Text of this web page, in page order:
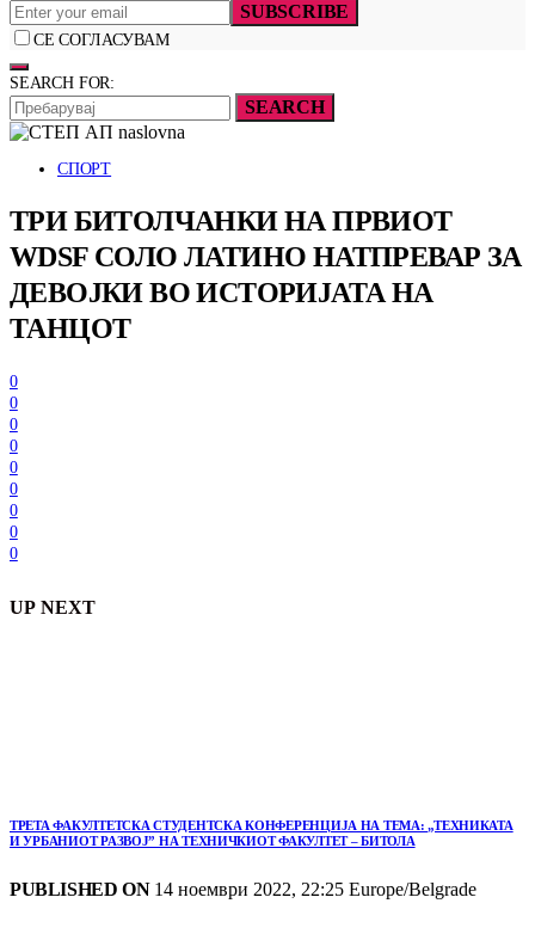
SUBSCRIBE
СЕ СОГЛАСУВАМ
SEARCH FOR:
SEARCH
СПОРТ
ТРИ БИТОЛЧАНКИ НА ПРВИОТ
WDSF СОЛО ЛАТИНО НАТПРЕВАР ЗА
ДЕВОЈКИ ВО ИСТОРИЈАТА НА
ТАНЦОТ
0
0
0
0
0
0
0
0
0
UP NEXT
ТРЕТА ФАКУЛТЕТСКА СТУДЕНТСКА КОНФЕРЕНЦИЈА НА ТЕМА: „ТЕХНИКАТА
И УРБАНИОТ РАЗВОЈ” НА ТЕХНИЧКИОТ ФАКУЛТЕТ – БИТОЛА
PUBLISHED ON14 ноември 2022, 22:25 Europe/Belgrade